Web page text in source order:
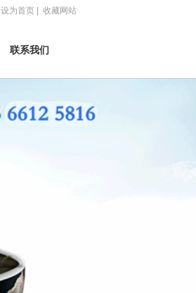
设为首页| 收藏网站
联系我们